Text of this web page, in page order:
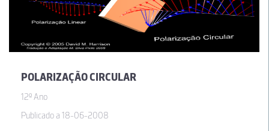
POLARIZAÇÃO CIRCULAR
12º Ano
Publicado a 18-06-2008